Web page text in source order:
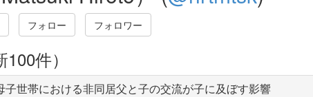
フォロー フォロワー
件）
子世帯における非同居父と子の交流が子に及ぼす影響